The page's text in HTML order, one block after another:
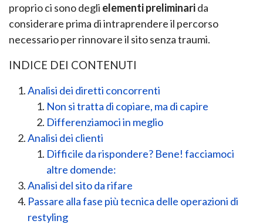
proprio ci sono degli elementi preliminarida
considerare prima di intraprendere il percorso
necessario per rinnovare il sito senza traumi.
INDICE DEI CONTENUTI
Analisi dei diretti concorrenti
Non si tratta di copiare, ma di capire
Differenziamoci in meglio
Analisi dei clienti
Difficile da rispondere? Bene! facciamoci
altre domende:
Analisi del sito da rifare
Passare alla fase più tecnica delle operazioni di
restyling